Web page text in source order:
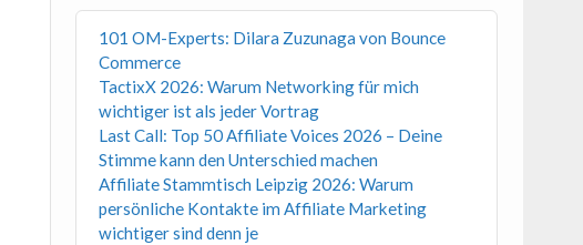
101 OM-Experts: Dilara Zuzunaga von Bounce
Commerce
TactixX 2026: Warum Networking für mich
wichtiger ist als jeder Vortrag
Last Call: Top 50 Affiliate Voices 2026 – Deine
Stimme kann den Unterschied machen
Affiliate Stammtisch Leipzig 2026: Warum
persönliche Kontakte im Affiliate Marketing
wichtiger sind denn je